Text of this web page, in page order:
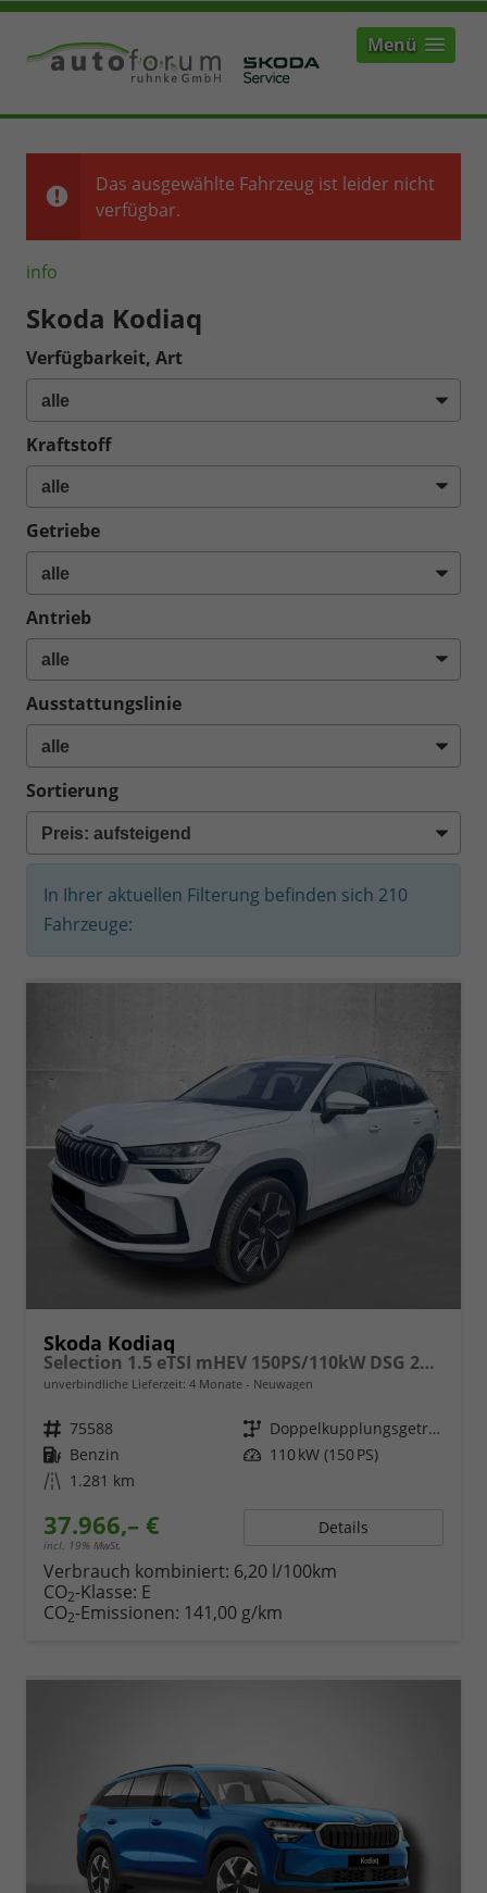
Menü
Das ausgewählte Fahrzeug ist leider nicht
verfügbar.
info
Skoda Kodiaq
Verfügbarkeit, Art
Kraftstoff
Getriebe
Antrieb
Ausstattungslinie
Sortierung
In Ihrer aktuellen Filterung befinden sich 210
Fahrzeuge:
Skoda Kodiaq
Selection 1.5 eTSI mHEV 150PS/110kW DSG 2026
unverbindliche Lieferzeit: 4 Monate Neuwagen
Fahrzeugnr. 75588 Getriebe
Doppelkupplungsgetriebe (DSG)
Kraftstoff Benzin Leistung 110 kW (150 PS)
Kilometerstand 1.281 km
37.966,– €
incl. 19% MwSt.
Details
Verbrauch kombiniert: 6,20 l/100km
CO2-Klasse: E
CO2-Emissionen: 141,00 g/km